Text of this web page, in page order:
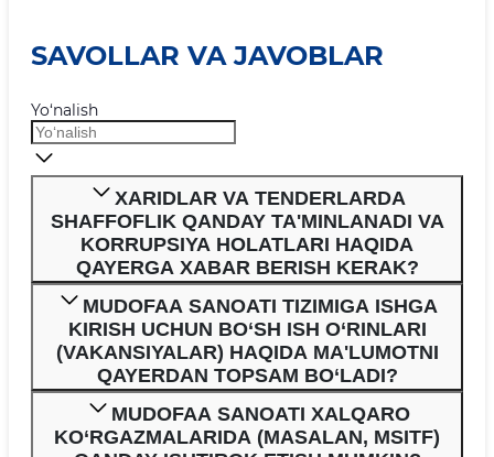
SAVOLLAR VA JAVOBLAR
Yo‘nalish
XARIDLAR VA TENDERLARDA
SHAFFOFLIK QANDAY TA'MINLANADI VA
KORRUPSIYA HOLATLARI HAQIDA
QAYERGA XABAR BERISH KERAK?
MUDOFAA SANOATI TIZIMIGA ISHGA
KIRISH UCHUN BO‘SH ISH O‘RINLARI
(VAKANSIYALAR) HAQIDA MA'LUMOTNI
QAYERDAN TOPSAM BO‘LADI?
MUDOFAA SANOATI XALQARO
KO‘RGAZMALARIDA (MASALAN, MSITF)